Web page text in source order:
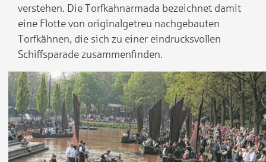
verstehen. Die Torfkahnarmada bezeichnet damit
eine Flotte von originalgetreu nachgebauten
Torfkähnen, die sich zu einer eindrucksvollen
Schiffsparade zusammenfinden.